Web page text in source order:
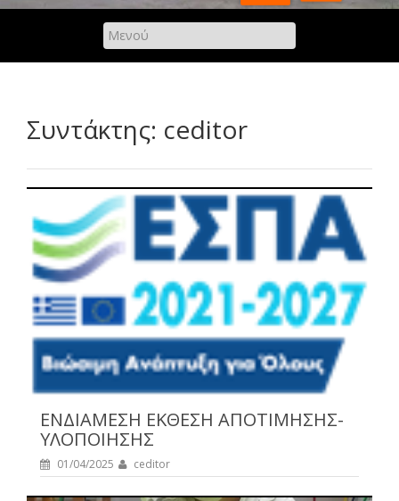
Συντάκτης: ceditor
ΕΝΔΙΑΜΕΣΗ ΕΚΘΕΣΗ ΑΠΟΤΙΜΗΣΗΣ-
ΥΛΟΠΟΙΗΣΗΣ
01/04/2025 ceditor